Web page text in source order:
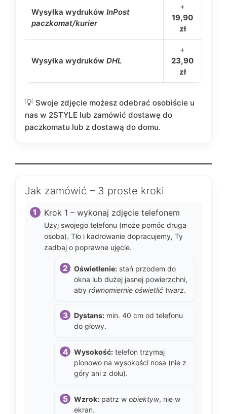
Wysyłka wydrukówInPost
paczkomat/kurier
+
19,90
zł
Wysyłka wydrukówDHL
+
23,90
zł
Swoje zdjęcie możesz odebrać osobiście u
nas w 2STYLE lub zamówić dostawę do
paczkomatu lub z dostawą do domu.
Jak zamówić – 3 proste kroki
Krok 1 – wykonaj zdjęcie telefonem
Użyj swojego telefonu (może pomóc druga
osoba). Tło i kadrowanie dopracujemy, Ty
zadbaj o poprawne ujęcie.
Oświetlenie: stań przodem do
okna lub dużej jasnej powierzchni,
abyrównomiernie oświetlić twarz.
Dystans: min. 40 cm od telefonu
do głowy.
Wysokość: telefon trzymaj
pionowo na wysokości nosa (nie z
góry ani z dołu).
Wzrok: patrz wobiektyw, nie w
ekran.